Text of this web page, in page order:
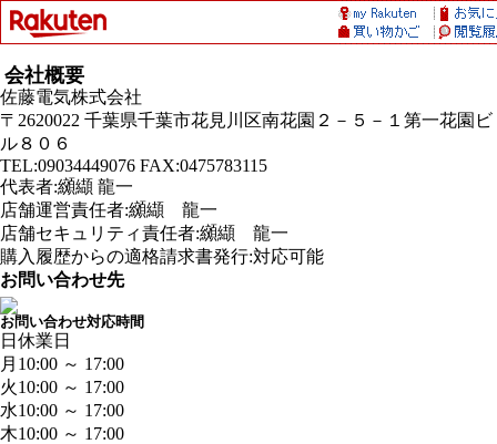
会社概要
佐藤電気株式会社
〒2620022 千葉県千葉市花見川区南花園２－５－１第一花園ビ
ル８０６
TEL:09034449076 FAX:0475783115
代表者:纐纈 龍一
店舗運営責任者:纐纈 龍一
店舗セキュリティ責任者:纐纈 龍一
購入履歴からの適格請求書発行:対応可能
お問い合わせ先
お問い合わせ対応時間
日 休業日
月 10:00 ～ 17:00
火10:00 ～ 17:00
水10:00 ～ 17:00
木10:00 ～ 17:00